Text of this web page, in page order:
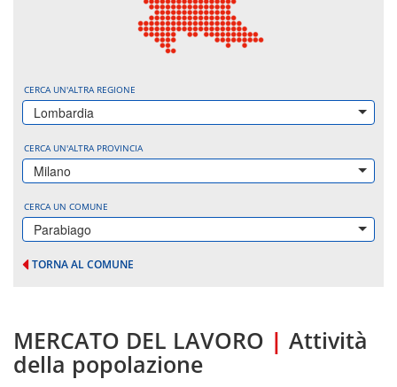
CERCA UN'ALTRA REGIONE
Lombardia
CERCA UN'ALTRA PROVINCIA
Milano
CERCA UN COMUNE
Parabiago
TORNA AL COMUNE
MERCATO DEL LAVORO | Attività
della popolazione